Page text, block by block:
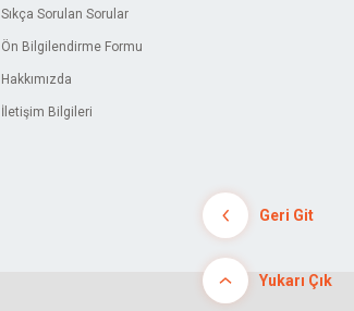
Sıkça Sorulan Sorular
Ön Bilgilendirme Formu
Hakkımızda
İletişim Bilgileri
Geri Git
Yukarı Çık